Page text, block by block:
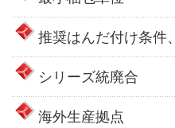
推奨はんだ付け条件
シリーズ統廃合
海外生産拠点